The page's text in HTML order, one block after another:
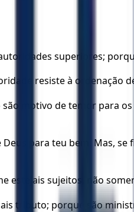
superiores;
resiste à ordenação
são motivo de temor para
Deus para teu bem. Mas,
estejais sujeitos, não
tributo; porque são